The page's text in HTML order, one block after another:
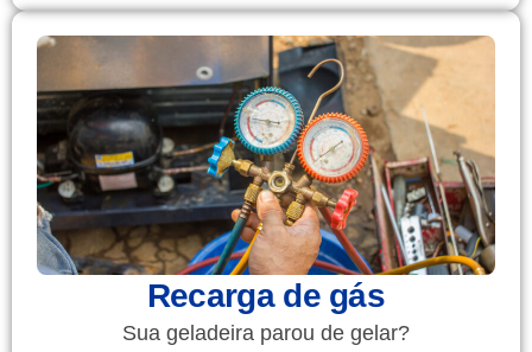
Recarga de gás
Sua geladeira parou de gelar?